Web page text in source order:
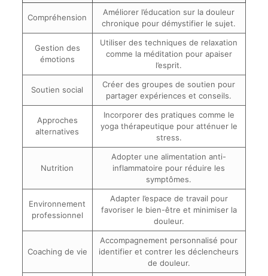
Compréhension
Améliorer l’éducation sur la douleur
chronique pour démystifier le sujet.
Gestion des
émotions
Utiliser des techniques de relaxation
comme la méditation pour apaiser
l’esprit.
Soutien social
Créer des groupes de soutien pour
partager expériences et conseils.
Approches
alternatives
Incorporer des pratiques comme le
yoga thérapeutique pour atténuer le
stress.
Nutrition
Adopter une alimentation anti-
inflammatoire pour réduire les
symptômes.
Environnement
professionnel
Adapter l’espace de travail pour
favoriser le bien-être et minimiser la
douleur.
Coaching de vie
Accompagnement personnalisé pour
identifier et contrer les déclencheurs
de douleur.